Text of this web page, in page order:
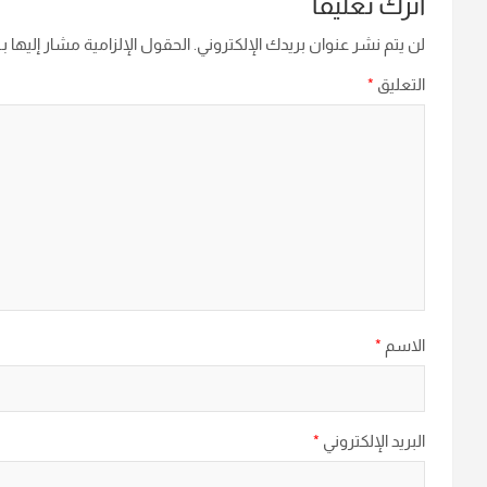
لن يتم نشر عنوان بريدك الإلكتروني. الحقول الإلزامية مشار إليها
التعليق *
الاسم *
البريد الإلكتروني *